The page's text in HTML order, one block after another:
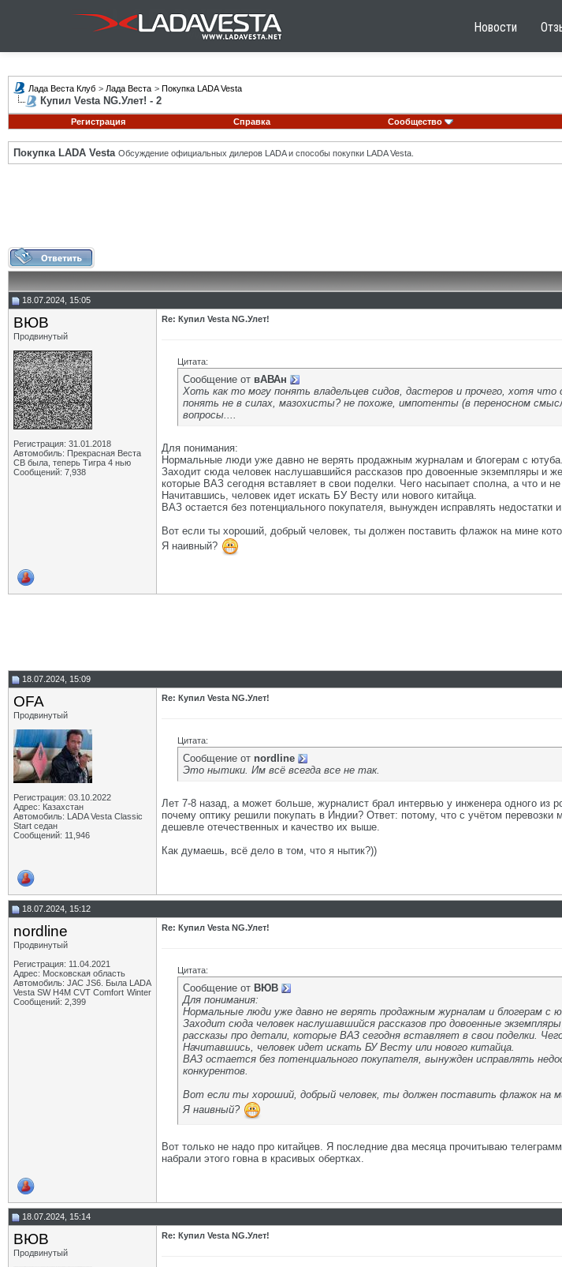
Новости
Лада Веста Клуб > Лада Веста > Покупка LADA Vesta
Купил Vesta NG.Улет! - 2
Регистрация
Справка Сообщество
Покупка LADA Vesta Обсуждение официальных дилеров LADA и способы покупки LADA Vesta.
18.07.2024, 15:05
ВЮВ
Продвинутый
Регистрация: 31.01.2018
Автомобиль: Прекрасная Веста
СВ была, теперь Тигра 4 нью
Сообщений: 7,938
Re: Купил Vesta NG.Улет!
Цитата:
Сообщение от вАВАн
Хоть как то могу понять владельцев сидов, дастеров и прочего, хотя
понять не в силах, мазохисты? не похоже, импотенты (в переносном
вопросы....
Для понимания:
Нормальные люди уже давно не верять продажным журналам и блогерам с
Заходит сюда человек наслушавшийся рассказов про довоенные экземпляры и
которые ВАЗ сегодня вставляет в свои поделки. Чего насыпает сполна, а что и
Начитавшись, человек идет искать БУ Весту или нового китайца.
ВАЗ остается без потенциального покупателя, вынужден исправлять
Вот если ты хороший, добрый человек, ты должен поставить флажок на мине
Я наивный?
18.07.2024, 15:09
OFA
Продвинутый
Регистрация: 03.10.2022
Адрес: Казахстан
Автомобиль: LADA Vesta Classic
Start седан
Сообщений: 11,946
Re: Купил Vesta NG.Улет!
Цитата:
Сообщение от nordline
Это нытики. Им всё всегда все не так.
Лет 7-8 назад, а может больше, журналист брал интервью у инженера одного из
почему оптику решили покупать в Индии? Ответ: потому, что с учётом
дешевле отечественных и качество их выше.
Как думаешь, всё дело в том, что я нытик?))
18.07.2024, 15:12
nordline
Продвинутый
Регистрация: 11.04.2021
Адрес: Московская область
Автомобиль: JAC JS6. Была LADA
Vesta SW H4M CVT Comfort Winter
Сообщений: 2,399
Re: Купил Vesta NG.Улет!
Цитата:
Сообщение от ВЮВ
Для понимания:
Нормальные люди уже давно не верять продажным журналам и блогерам
Заходит сюда человек наслушавшийся рассказов про довоенные
рассказы про детали, которые ВАЗ сегодня вставляет в свои поделки.
Начитавшись, человек идет искать БУ Весту или нового китайца.
ВАЗ остается без потенциального покупателя, вынужден исправлять
конкурентов.
Вот если ты хороший, добрый человек, ты должен поставить флажок на
Я наивный?
Вот только не надо про китайцев. Я последние два месяца прочитываю
набрали этого говна в красивых обертках.
18.07.2024, 15:14
ВЮВ
Продвинутый
Re: Купил Vesta NG.Улет!